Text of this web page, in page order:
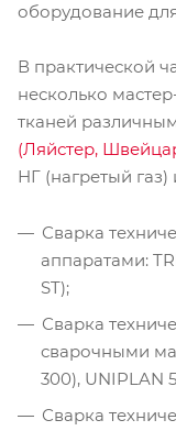
оборудование
В практической
несколько
тканей
(Ляйстер,
НГ (нагретый
Сварка
аппаратами:
ST);
Сварка
сварочными
300), UNIPLAN
Сварка